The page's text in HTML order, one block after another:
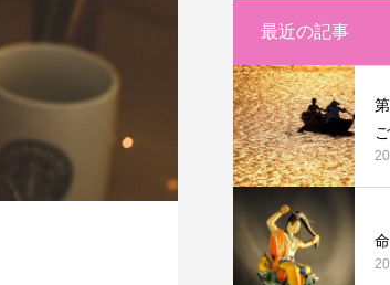
最近の記事